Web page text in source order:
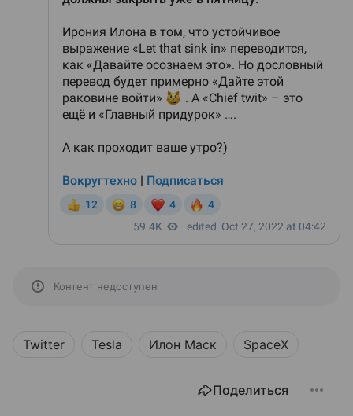
Контент недоступен
Twitter Tesla Илон Маск SpaceX
Поделиться